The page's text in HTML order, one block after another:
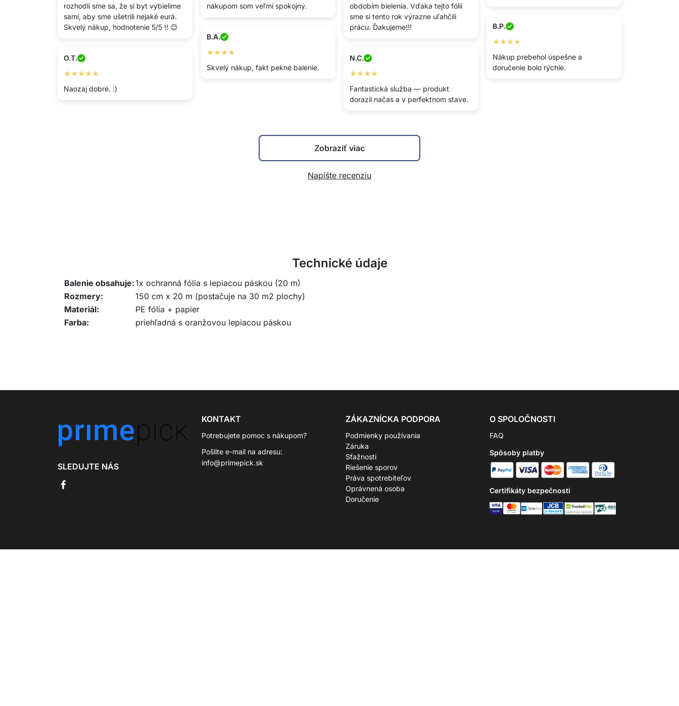
rozhodli sme sa, že si byt vybielime
sami, aby sme ušetrili nejaké eurá.
Skvelý nákup, hodnotenie 5/5 !! 😊
nákupom som veľmi spokojný.
obdobím bielenia. Vďaka tejto fólii
sme si tento rok výrazne uľahčili
prácu. Ďakujeme!!!
B.P.
★★★★
Nákup prebehol úspešne a
doručenie bolo rýchle.
B.A.
★★★★
Skvelý nákup, fakt pekné balenie.
O.T.
★★★★★
Naozaj dobré. :)
N.C.
★★★★
Fantastická služba — produkt
dorazil načas a v perfektnom stave.
Zobraziť viac
Napíšte recenziu
Technické údaje
Balenie obsahuje:1x ochranná fólia s lepiacou páskou (20 m)
Rozmery:
150 cm x 20 m (postačuje na 30 m2 plochy)
Materiál:
PE fólia + papier
Farba:
priehľadná s oranžovou lepiacou páskou
SLEDUJTE NÁS
KONTAKT
Potrebujete pomoc s nákupom?
Pošlite e-mail na adresu:
info@primepick.sk
ZÁKAZNÍCKA PODPORA
Podmienky používania
Záruka
Sťažnosti
Riešenie sporov
Práva spotrebiteľov
Oprávnená osoba
Doručenie
O SPOLOČNOSTI
FAQ
Spôsoby platby
Certifikáty bezpečnosti